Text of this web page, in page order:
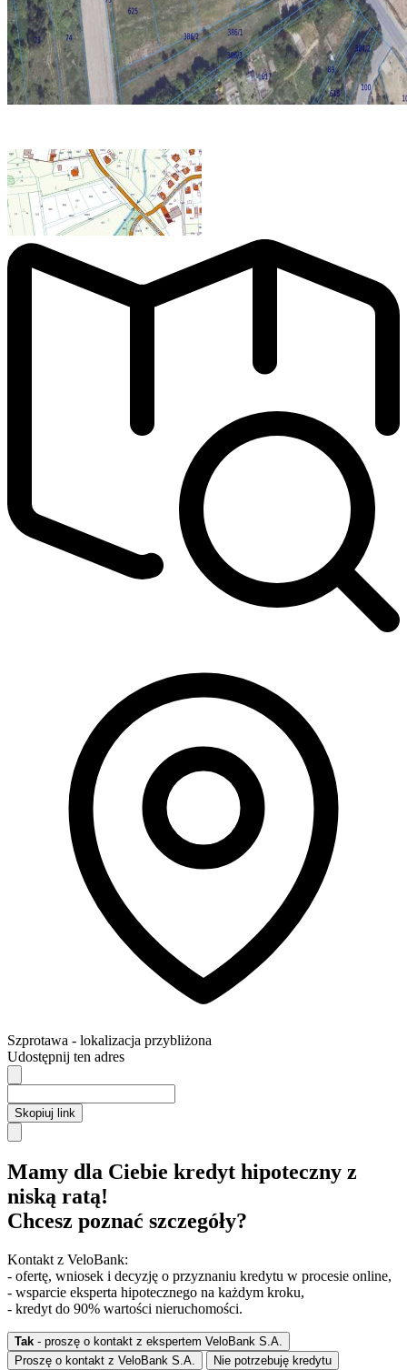
Szprotawa - lokalizacja przybliżona
Udostępnij ten adres
Skopiuj link
Mamy dla Ciebie kredyt hipoteczny z
niską ratą!
Chcesz poznać szczegóły?
Kontakt z VeloBank:
- ofertę, wniosek i decyzję o przyznaniu kredytu w procesie online,
- wsparcie eksperta hipotecznego na każdym kroku,
- kredyt do 90% wartości nieruchomości.
Tak - proszę o kontakt z ekspertem VeloBank S.A.
Proszę o kontakt z VeloBank S.A.
Nie potrzebuję kredytu